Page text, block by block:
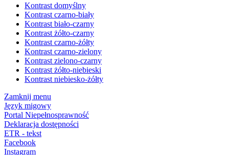
Kontrast domyślny
Kontrast czarno-biały
Kontrast biało-czarny
Kontrast żółto-czarny
Kontrast czarno-żółty
Kontrast czarno-zielony
Kontrast zielono-czarny
Kontrast żółto-niebieski
Kontrast niebiesko-żółty
Zamknij menu
Język migowy
Portal Niepełnosprawność
Deklaracja dostępności
ETR - tekst
Facebook
Instagram